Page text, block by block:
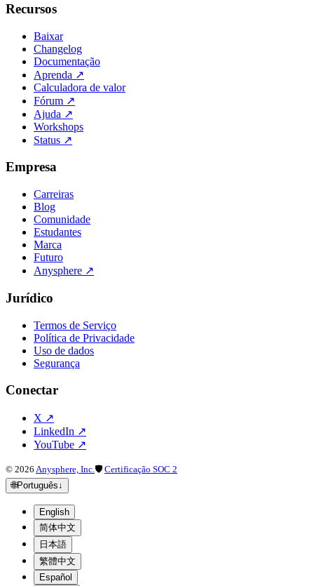
Recursos
Baixar
Changelog
Documentação
Aprenda ↗
Calculadora de valor
Fórum ↗
Ajuda ↗
Workshops
Status ↗
Empresa
Carreiras
Blog
Comunidade
Estudantes
Marca
Futuro
Anysphere ↗
Jurídico
Termos de Serviço
Política de Privacidade
Uso de dados
Segurança
Conectar
X ↗
LinkedIn ↗
YouTube ↗
© 2026 Anysphere, Inc. 🛡 Certificação SOC 2
🌐Português↓
English
简体中文
日本語
繁體中文
Español